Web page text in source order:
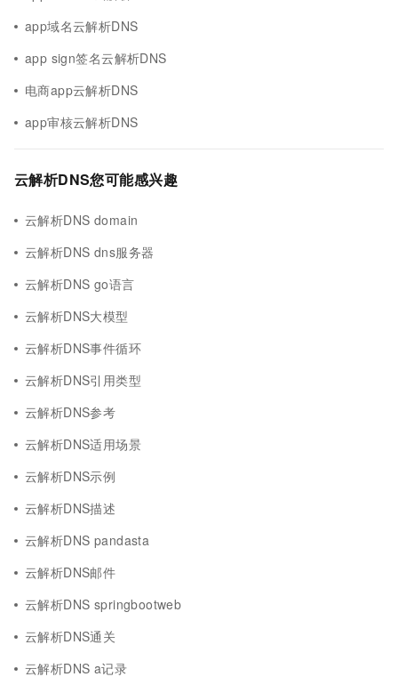
app域名云解析DNS
app sign签名云解析DNS
电商app云解析DNS
app审核云解析DNS
云解析DNS您可能感兴趣
云解析DNS domain
云解析DNS dns服务器
云解析DNS go语言
云解析DNS大模型
云解析DNS事件循环
云解析DNS引用类型
云解析DNS参考
云解析DNS适用场景
云解析DNS示例
云解析DNS描述
云解析DNS pandasta
云解析DNS邮件
云解析DNS springbootweb
云解析DNS通关
云解析DNS a记录